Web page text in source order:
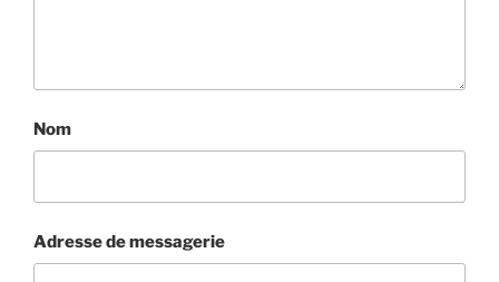
Nom
Adresse de messagerie